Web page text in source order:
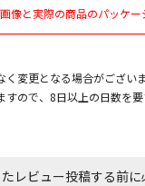
と実際の商品のパッケー
変更となる場合がございま
ので、8日以上の日数を要
レビュー投稿する前に